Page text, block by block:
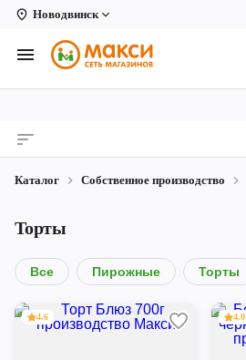
Новодвинск
Вологда
Архангельск
Киров
Коряжма
Котлас
Новодвинск
Каталог Собственное производство
Торты
Все Пирожные Торты
4.6 4.0